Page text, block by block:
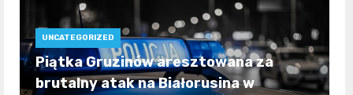
UNCATEGORIZED
Piątka Gruzinów aresztowana za
brutalny atak na Białorusina w